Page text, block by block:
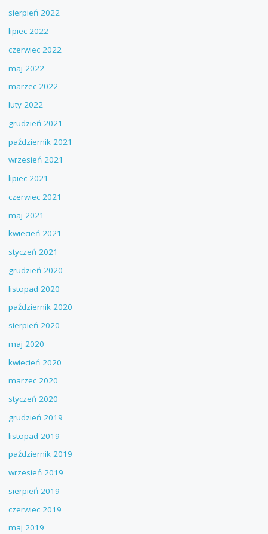
sierpień 2022
lipiec 2022
czerwiec 2022
maj 2022
marzec 2022
luty 2022
grudzień 2021
październik 2021
wrzesień 2021
lipiec 2021
czerwiec 2021
maj 2021
kwiecień 2021
styczeń 2021
grudzień 2020
listopad 2020
październik 2020
sierpień 2020
maj 2020
kwiecień 2020
marzec 2020
styczeń 2020
grudzień 2019
listopad 2019
październik 2019
wrzesień 2019
sierpień 2019
czerwiec 2019
maj 2019